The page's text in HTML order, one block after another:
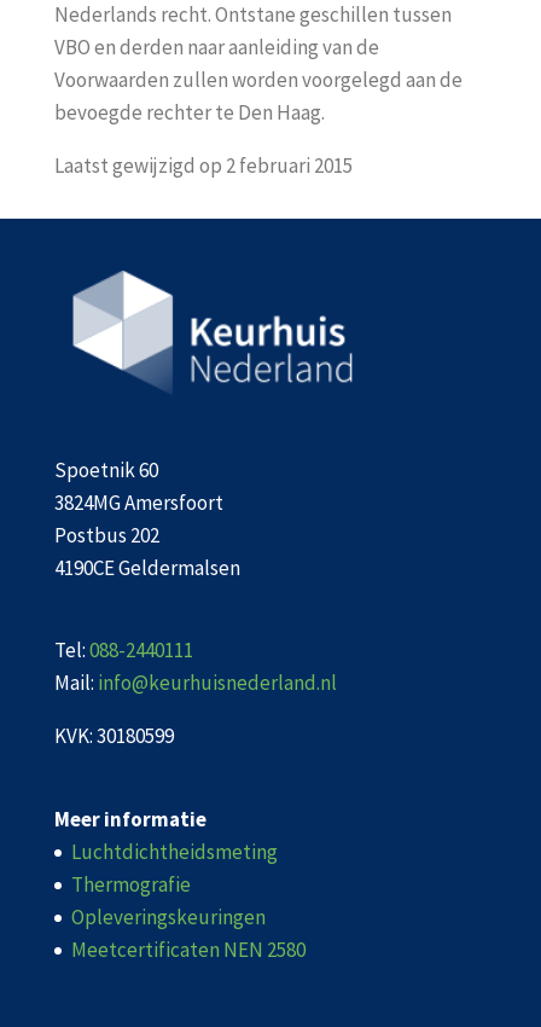
Nederlands recht. Ontstane geschillen tussen
VBO en derden naar aanleiding van de
Voorwaarden zullen worden voorgelegd aan de
bevoegde rechter te Den Haag.
Laatst gewijzigd op 2 februari 2015
Spoetnik 60
3824MG Amersfoort
Postbus 202
4190CE Geldermalsen
Tel:088-2440111
Mail: info@keurhuisnederland.nl
KVK: 30180599
Meer informatie
Luchtdichtheidsmeting
Thermografie
Opleveringskeuringen
Meetcertificaten NEN 2580